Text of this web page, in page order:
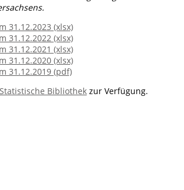
31.12.2023 (xlsx)
31.12.2022 (xlsx)
31.12.2021 (xlsx)
31.12.2020 (xlsx)
31.12.2019 (pdf)
Statistische Bibliothek zur Verfügung.